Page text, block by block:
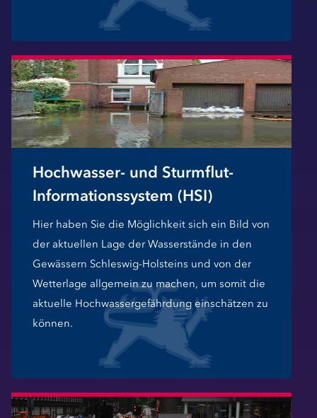
Hochwasser- und Sturmflut-
Informationssystem (HSI)
Hier haben Sie die Möglichkeit sich ein Bild von
der aktuellen Lage der Wasserstände in den
Gewässern Schleswig-Holsteins und von der
Wetterlage allgemein zu machen, um somit die
aktuelle Hochwassergefährdung einschätzen zu
können.